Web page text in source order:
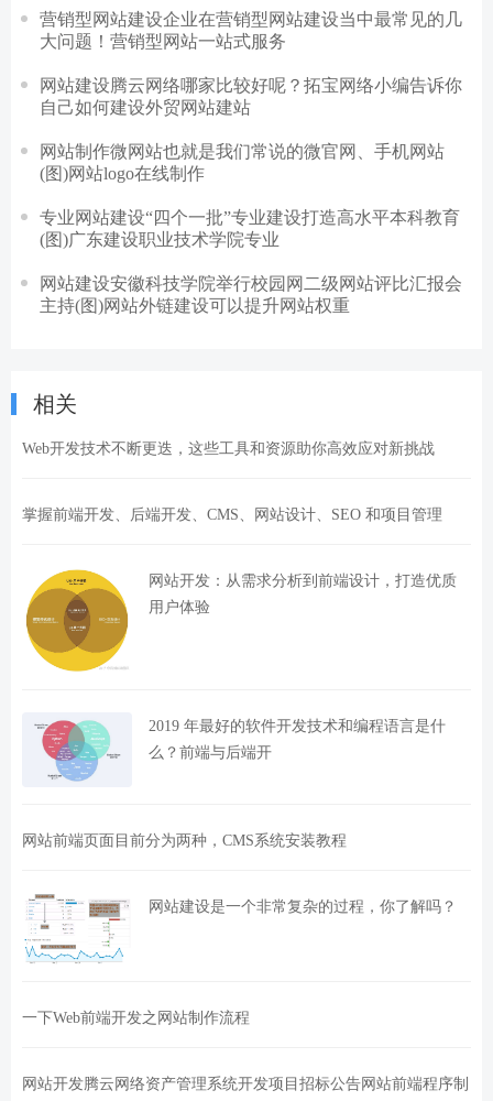
营销型网站建设企业在营销型网站建设当中最常见的几
大问题！营销型网站一站式服务
网站建设腾云网络哪家比较好呢？拓宝网络小编告诉你
自己如何建设外贸网站建站
网站制作微网站也就是我们常说的微官网、手机网站
(图)网站logo在线制作
专业网站建设“四个一批”专业建设打造高水平本科教育
(图)广东建设职业技术学院专业
网站建设安徽科技学院举行校园网二级网站评比汇报会
主持(图)网站外链建设可以提升网站权重
相关
Web开发技术不断更迭，这些工具和资源助你高效应对新挑战
掌握前端开发、后端开发、CMS、网站设计、SEO 和项目管理
网站开发：从需求分析到前端设计，打造优质
用户体验
2019 年最好的软件开发技术和编程语言是什
么？前端与后端开
网站前端页面目前分为两种，CMS系统安装教程
网站建设是一个非常复杂的过程，你了解吗？
一下Web前端开发之网站制作流程
网站开发腾云网络资产管理系统开发项目招标公告网站前端程序制